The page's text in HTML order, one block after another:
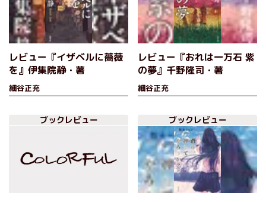
レビュー『イザベルに薔薇
を』伊集院静・著
細谷正充
レビュー『おれは一万石 紫
の夢』千野隆司・著
細谷正充
ブックレビュー ブックレビュー